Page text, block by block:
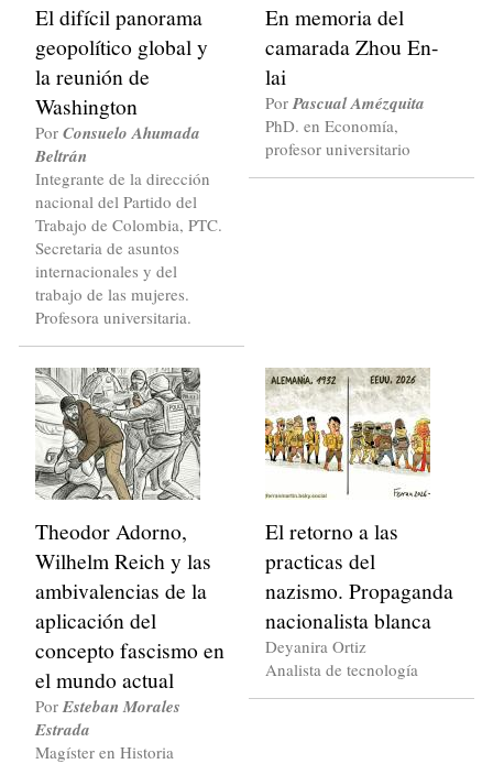
El difícil panorama
geopolítico global y
la reunión de
Washington
PorConsuelo Ahumada
Beltrán
Integrante de la dirección
nacional del Partido del
Trabajo de Colombia, PTC.
Secretaria de asuntos
internacionales y del
trabajo de las mujeres.
Profesora universitaria.
En memoria del
camarada Zhou En-
lai
PorPascual Amézquita
PhD. en Economía,
profesor universitario
Theodor Adorno,
Wilhelm Reich y las
ambivalencias de la
aplicación del
concepto fascismo en
el mundo actual
PorEsteban Morales
Estrada
Magíster en Historia
El retorno a las
practicas del
nazismo. Propaganda
nacionalista blanca
Deyanira Ortiz
Analista de tecnología